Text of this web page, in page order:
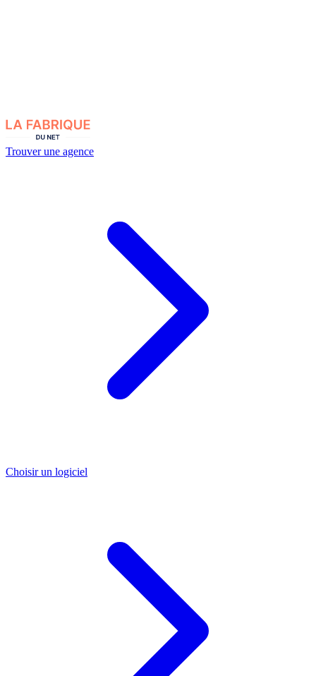
Trouver une agence
Choisir un logiciel